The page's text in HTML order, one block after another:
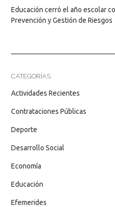
Educación cerró el año escolar
Prevención y Gestión de Riesgos
CATEGORÍAS
Actividades Recientes
Contrataciones Públicas
Deporte
Desarrollo Social
Economía
Educación
Efemerides